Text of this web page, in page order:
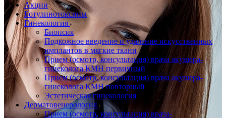
Акции
Ботулинотоксины
Гинекология
Биопсия
Подкожное введение и удаление искусственных
имплантов в мягкие ткани
Прием (осмотр, консультация) врача акушера-
гинеколога КМН первичный
Прием (осмотр, консультация) врача акушера-
гинеколога КМН повторный
Эстетическая гинекология
Дерматовенерология
Прием (осмотр, консультация) врача-